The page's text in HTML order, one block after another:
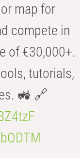
map for
compete in
of €30,000+.
tutorials,
🚜 🔗